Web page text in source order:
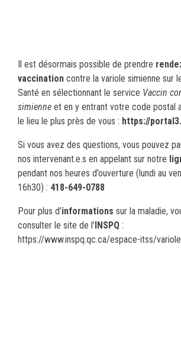
Il est désormais possible de prendre
vaccination contre la variole simienne sur
Santé en sélectionnant le service Vaccin
simienne et en y entrant votre code postal
le lieu le plus près de vous : https://
Si vous avez des questions, vous pouvez
nos intervenant.e.s en appelant sur notre
pendant nos heures d’ouverture (lundi au
16h30) : 418-649-0788
Pour plus d’informations sur la maladie,
consulter le site de l’INSPQ :
https://www.inspq.qc.ca/espace-itss/